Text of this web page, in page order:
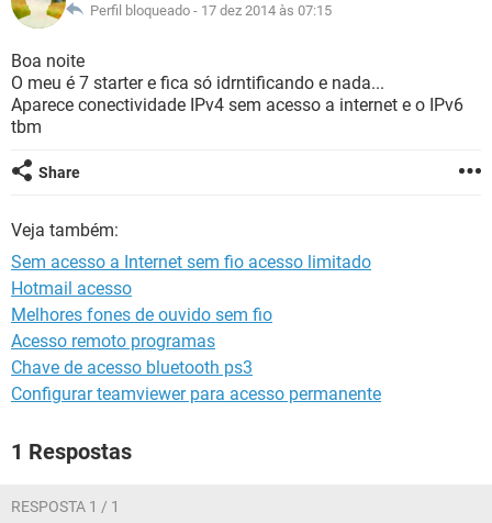
GUIA DE COMPRAS
INSTAGRAM
GUIA DE COMPRAS
CELULAR FACEBOOK
INSTAGRAM GMAIL
GUIA DE COMPRAS
JOGOS
CELULAR
OUTLOOK EXCEL
GUIA DE COMPRAS
Perfil bloqueado - 17 dez 2014 às 07:15
Boa noite
O meu é 7 starter e fica só idrntificando e nada...
Aparece conectividade IPv4 sem acesso a internet e o IPv6
tbm
Share
Veja também:
Sem acesso a Internet sem fio acesso limitado
Hotmail acesso
Melhores fones de ouvido sem fio
Acesso remoto programas
Chave de acesso bluetooth ps3
Configurar teamviewer para acesso permanente
1 Respostas
RESPOSTA 1 / 1